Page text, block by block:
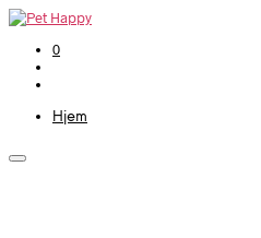
0
Hjem